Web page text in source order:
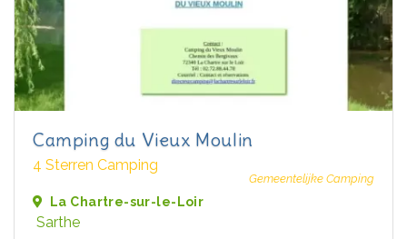
Camping du Vieux Moulin
4 Sterren Camping
Gemeentelijke Camping
La Chartre-sur-le-Loir
Sarthe